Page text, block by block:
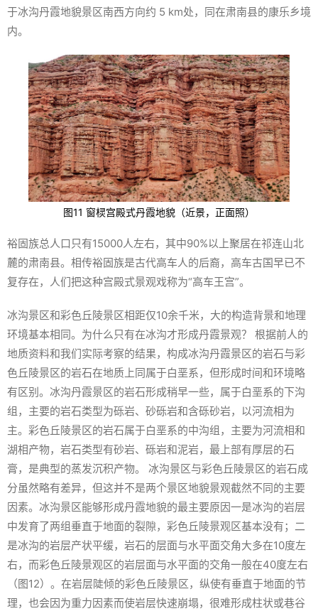
于冰沟丹霞地貌景区南西方向约 5 km处，同在肃南县的康乐乡境
内。
图11 窗棂宫殿式丹霞地貌（近景，正面照）
裕固族总人口只有15000人左右，其中90%以上聚居在祁连山北
麓的肃南县。相传裕固族是古代高车人的后裔，高车古国早已不
复存在，人们把这种宫殿式景观戏称为“高车王宫”。
冰沟景区和彩色丘陵景区相距仅10余千米，大的构造背景和地理
环境基本相同。为什么只有在冰沟才形成丹霞景观？ 根据前人的
地质资料和我们实际考察的结果，构成冰沟丹霞景区的岩石与彩
色丘陵景区的岩石在地质上同属于白垩系，但形成时间和环境略
有区别。冰沟丹霞景区的岩石形成稍早一些，属于白垩系的下沟
组，主要的岩石类型为砾岩、砂砾岩和含砾砂岩，以河流相为
主。彩色丘陵景区的岩石属于白垩系的中沟组，主要为河流相和
湖相产物，岩石类型有砂岩、砾岩和泥岩，最上部有厚层的石
膏，是典型的蒸发沉积产物。 冰沟景区与彩色丘陵景区的岩石成
分虽然略有差异，但这并不是两个景区地貌景观截然不同的主要
因素。冰沟景区能够形成丹霞地貌的最主要原因一是冰沟的岩层
中发育了两组垂直于地面的裂隙，彩色丘陵景观区基本没有；二
是冰沟的岩层产状平缓，岩石的层面与水平面交角大多在10度左
右，而彩色丘陵景观区的岩层面与水平面的交角一般在40度左右
（图12）。在岩层陡倾的彩色丘陵景区，纵使有垂直于地面的节
理，也会因为重力因素而使岩层快速崩塌，很难形成柱状或巷谷